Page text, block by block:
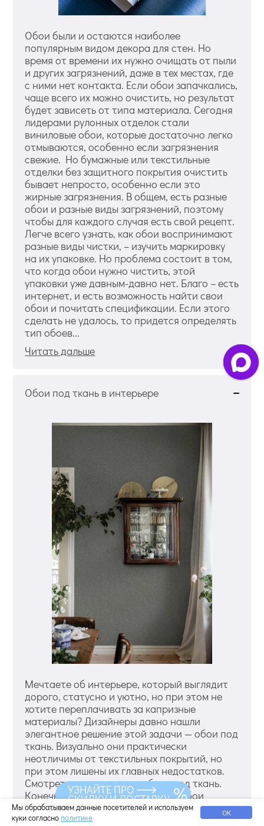
Обои были и остаются наиболее
популярным видом декора для стен. Но
время от времени их нужно очищать от пыли
и других загрязнений, даже в тех местах, где
с ними нет контакта. Если обои запачкались,
чаще всего их можно очистить, но результат
будет зависеть от типа материала. Сегодня
лидерами рулонных отделок стали
виниловые обои, которые достаточно легко
отмываются, особенно если загрязнения
свежие. Но бумажные или текстильные
отделки без защитного покрытия очистить
бывает непросто, особенно если это
жирные загрязнения. В общем, есть разные
обои и разные виды загрязнений, поэтому
чтобы для каждого случая есть свой рецепт.
Легче всего узнать, как обои воспринимают
разные виды чистки, – изучить маркировку
на их упаковке. Но проблема состоит в том,
что когда обои нужно чистить, этой
упаковки уже давным-давно нет. Благо – есть
интернет, и есть возможность найти свои
обои и почитать спецификации. Если этого
сделать не удалось, то придется определять
тип обоев...
Читать дальше
Обои под ткань в интерьере
Мечтаете об интерьере, который выглядит
дорого, статусно и уютно, но при этом не
хотите переплачивать за капризные
материалы? Дизайнеры давно нашли
элегантное решение этой задачи — обои под
ткань. Визуально они практически
неотличимы от текстильных покрытий, но
при этом лишены их главных недостатков.
Смотреть еще варианты обоев под ткань.
Конечно, натуральные тканевые обои
смотрятся роскошно. Они создают особый
микроклимат и подчеркивают статус
Мы обрабатываем данные посетителей и используем
куки согласно политике ОК
УЗНАЙТЕ ПРО
СКИДКУ И ДОСТАВКУ